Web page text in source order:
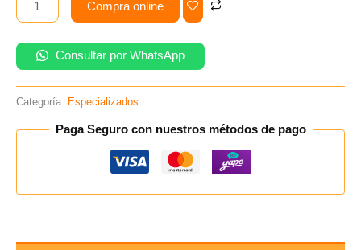
cantidad
Compra online
Consultar por WhatsApp
Categoría: Especializados
Paga Seguro con nuestros métodos de pago